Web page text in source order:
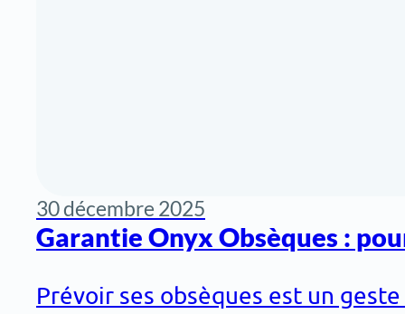
30 décembre 2025
Garantie Onyx Obsèques :
Prévoir ses obsèques est un